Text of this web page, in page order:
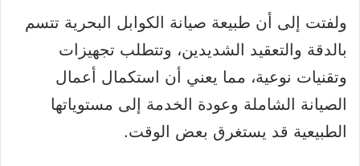
ولفتت إلى أن طبيعة صيانة الكوابل البحرية تتسم
بالدقة والتعقيد الشديدين، وتتطلب تجهيزات
وتقنيات نوعية، مما يعني أن استكمال أعمال
الصيانة الشاملة وعودة الخدمة إلى مستوياتها
الطبيعية قد يستغرق بعض الوقت.